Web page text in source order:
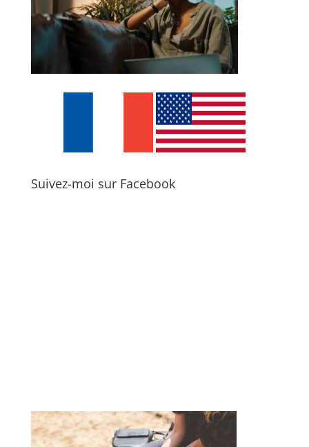
Suivez-moi sur Facebook